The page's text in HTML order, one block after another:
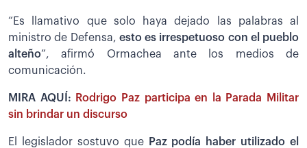
“Es llamativo que solo haya dejado las palabras al
ministro de Defensa, esto es irrespetuoso con el pueblo
alteño”, afirmó Ormachea ante los medios de
comunicación.
MIRA AQUÍ:
Rodrigo Paz participa en la Parada Militar
sin brindar un discurso
El legislador sostuvo que
Paz podía haber utilizado el